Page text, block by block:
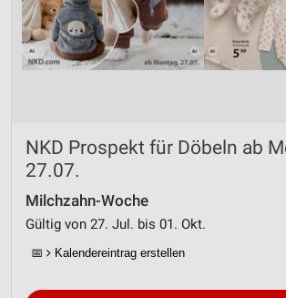
NKD Prospekt für Döbeln ab
27.07.
Milchzahn-Woche
Gültig von 27. Jul. bis 01. Okt.
📅 Kalendereintrag erstellen